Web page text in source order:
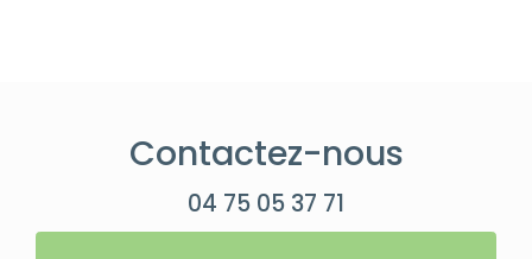
Contactez-nous
04 75 05 37 71